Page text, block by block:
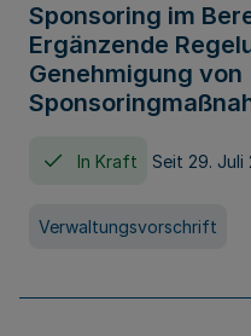
Sponsoring im
Ergänzende
Genehmigung von
In Kraft Seit 29. Juli
Verwaltungsvorschrift